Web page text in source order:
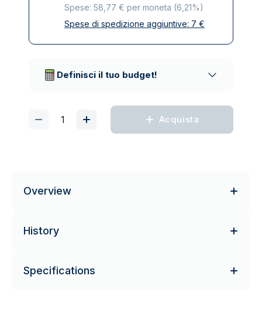
Spese: 58,77 € per moneta (6,21%)
Tutte le tasse incluse
Spese di spedizione aggiuntive: 7 €
Definisci il tuo budget!
Acquista
Overview
History
Specifications